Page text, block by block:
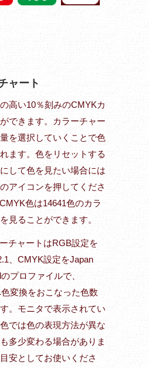
ャート
高い10％刻みのCMYKカ
できます。カラーチャー
を選択していくことで色
ます。色をリセットする
して色を見たい場合には
アイコンを押してくださ
色は14641色のカラ
見ることができます。
チャートはRGB設定を
、CMYK設定をJapan
プロファイルで、
変換をおこなった色数
。モニタで表示されてい
では色の表現方法が異な
多少変わる場合がありま
安としてお使いくださ